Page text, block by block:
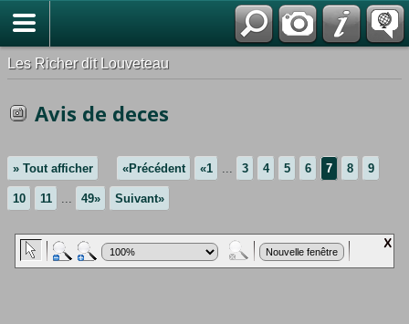
Les Richer dit Louveteau
Avis de deces
» Tout afficher «Précédent «1 ... 3 4 5 6 7 8 9
10 11 ... 49» Suivant»